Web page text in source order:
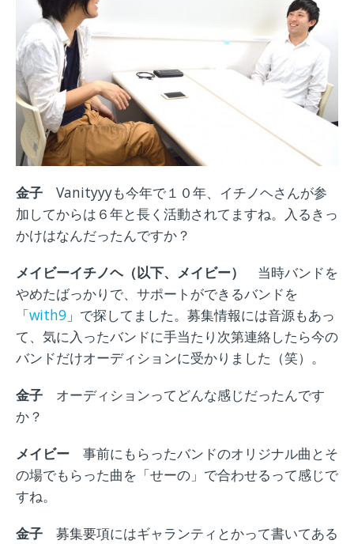
金子 Vanityyyも今年で１０年、イチノヘさんが参
加してからは６年と長く活動されてますね。入るきっ
かけはなんだったんですか？
メイビーイチノヘ（以下、メイビー）
当時バンドを
やめたばっかりで、サポートができるバンドを
「with9 」で探してました。募集情報には音源もあっ
て、気に入ったバンドに手当たり次第連絡したら今の
バンドだけオーディションに受かりました（笑）。
金子 オーディションってどんな感じだったんです
か？
メイビー 事前にもらったバンドのオリジナル曲とそ
の場でもらった曲を 「せーの」で合わせるって感じで
すね。
金子 募集要項にはギャランティとかって書いてある